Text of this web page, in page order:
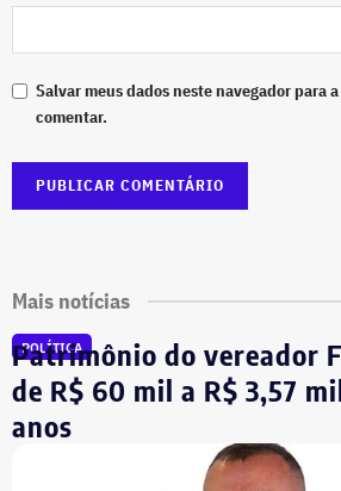
Salvar meus dados neste navegador para
comentar.
Mais notícias
POLÍTICA
Patrimônio do vereador
de R$ 60 mil a R$ 3,57
anos